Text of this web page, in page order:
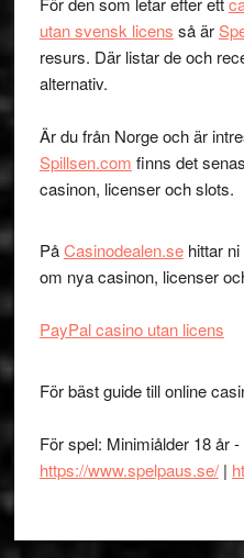
utan svensk licens så är
resurs. Där listar de och
alternativ.
Är du från Norge och är
Spillsen.com finns det
casinon, licenser och slots.
PåCasinodealen.sehittar ni
om nya casinon, licenser
PayPal casino utan licens
För bäst guide till online
För spel: Minimiålder 18 år
https://www.spelpaus.se/|